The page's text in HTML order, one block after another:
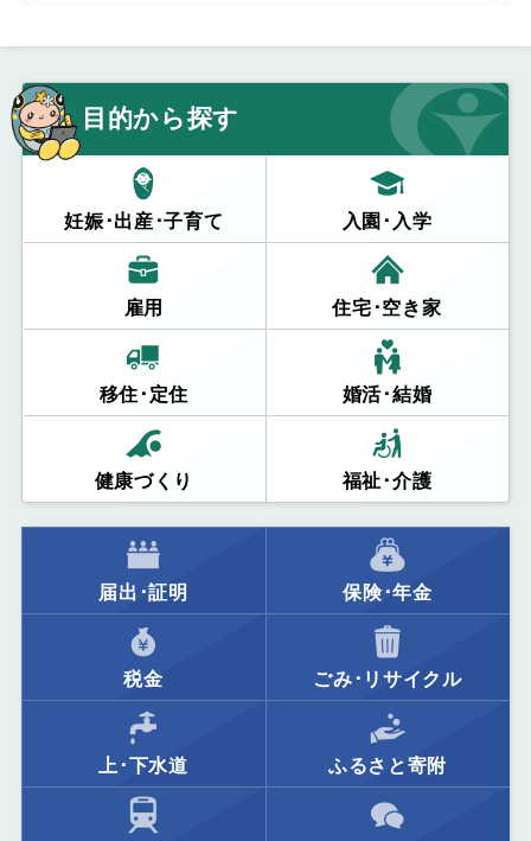
目的から探す
妊娠･出産･子育て 入園･入学
雇用 住宅･空き家
移住･定住 婚活･結婚
健康づくり 福祉･介護
届出･証明 保険･年金
税金 ごみ･リサイクル
上･下水道 ふるさと寄附